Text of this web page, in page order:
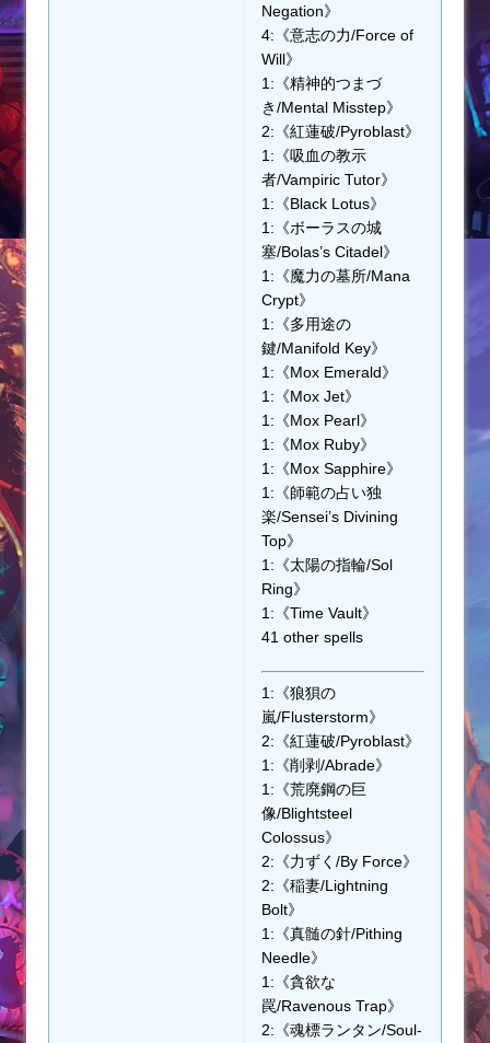
Negation》
4:《意志の力/Force of
Will》
1:《精神的つまづ
き/Mental Misstep》
2:《紅蓮破/Pyroblast》
1:《吸血の教示
者/Vampiric Tutor》
1:《Black Lotus》
1:《ボーラスの城
塞/Bolas’s Citadel》
1:《魔力の墓所/Mana
Crypt》
1:《多用途の
鍵/Manifold Key》
1:《Mox Emerald》
1:《Mox Jet》
1:《Mox Pearl》
1:《Mox Ruby》
1:《Mox Sapphire》
1:《師範の占い独
楽/Sensei’s Divining
Top》
1:《太陽の指輪/Sol
Ring》
1:《Time Vault》
41 other spells
1:《狼狽の
嵐/Flusterstorm》
2:《紅蓮破/Pyroblast》
1:《削剥/Abrade》
1:《荒廃鋼の巨
像/Blightsteel
Colossus》
2:《力ずく/By Force》
2:《稲妻/Lightning
Bolt》
1:《真髄の針/Pithing
Needle》
1:《貪欲な
罠/Ravenous Trap》
2:《魂標ランタン/Soul-